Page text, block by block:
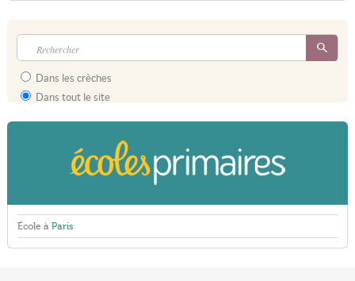
Dans les crèches
Dans tout le site
École à Paris